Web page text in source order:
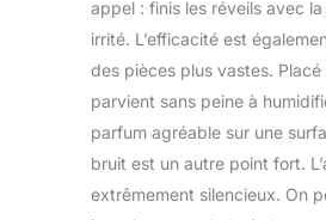
à
appel : finis les réveils avec
irrité. L’efficacité est
des pièces plus vastes. Placé
parvient sans peine à
parfum agréable sur une
bruit est un autre point fort.
extrêmement silencieux. On